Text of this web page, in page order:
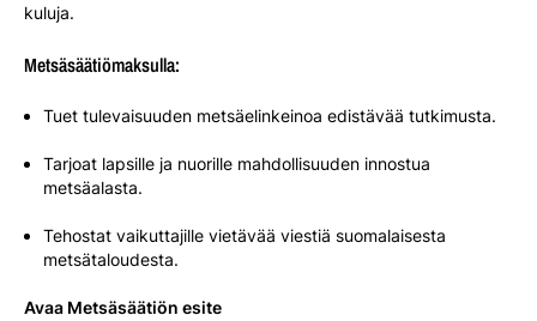
kuluja.
Metsäsäätiömaksulla:
Tuet tulevaisuuden metsäelinkeinoa edistävää tutkimusta.
Tarjoat lapsille ja nuorille mahdollisuuden innostua
metsäalasta.
Tehostat vaikuttajille vietävää viestiä suomalaisesta
metsätaloudesta.
Avaa Metsäsäätiön esite